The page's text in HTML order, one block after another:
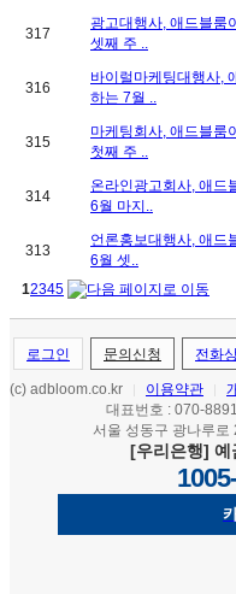
317
광고대행사, 애드블룸
셋째 주 ..
316
바이럴마케팅대행사,
하는 7월 ..
315
마케팅회사, 애드블룸
첫째 주 ..
314
온라인광고회사, 애드
6월 마지..
313
언론홍보대행사, 애드
6월 셋..
12345
로그인 문의신청 전화
(c) adbloom.co.kr 이용약관
대표번호 : 070-
서울 성동구 광나루
[우리은행] 예